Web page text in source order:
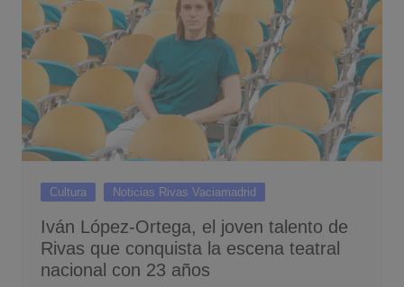
Cultura Noticias Rivas Vaciamadrid
Iván López-Ortega, el joven talento de
Rivas que conquista la escena teatral
nacional con 23 años